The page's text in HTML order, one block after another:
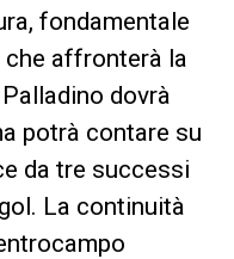
fondamentale
affronterà la
dovrà
potrà contare su
da tre successi
La continuità